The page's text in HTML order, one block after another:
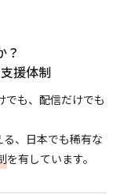
？
援体制
でも、配信だけでも
、日本でも稀有な
を有しています。